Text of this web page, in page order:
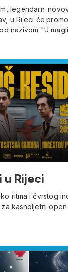
legendarni
u Rijeci će
nazivom "U
u Rijeci
ritma i čvrstog
kasnoljetni